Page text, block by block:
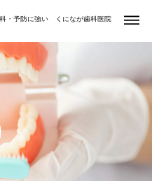
・予防に強い くになが歯科医院
小児歯
矯正歯科